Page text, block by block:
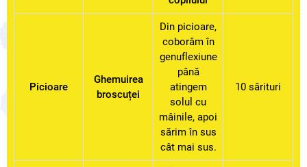
Picioare
Ghemuirea
broscuței
Din picioare,
coborâm în
genuflexiune
până
atingem
solul cu
mâinile, apoi
sărim în sus
cât mai sus.
10 sărituri